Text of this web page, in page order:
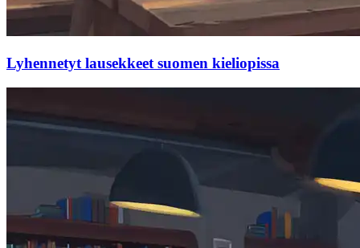
Lyhennetyt lausekkeet suomen kieliopissa